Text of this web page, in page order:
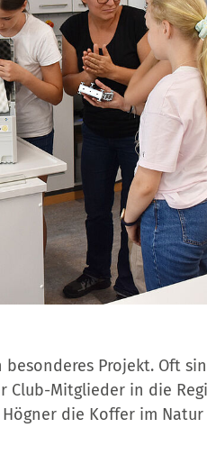
Projekt. Oft
Mitglieder in die
die Koffer im